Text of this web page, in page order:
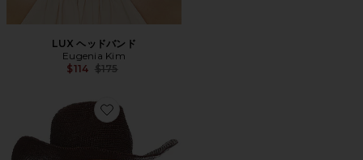
LUX ヘッドバンド
Eugenia Kim
$114 Previous price:
$175
Favorite EMMANUELLE フェドーラハット